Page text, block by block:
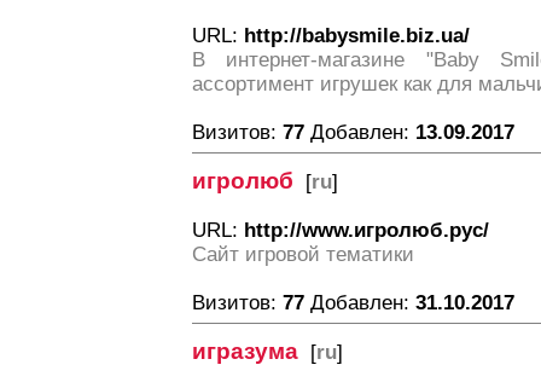
URL: http://babysmile.biz.ua/
В интернет-магазине "Вaby
ассортимент игрушек как для
Визитов: 77 Добавлен: 13.09.2017
игролюб [ru]
URL: http://www.игролюб.рус/
Сайт игровой тематики
Визитов: 77 Добавлен: 31.10.2017
игразума [ru]